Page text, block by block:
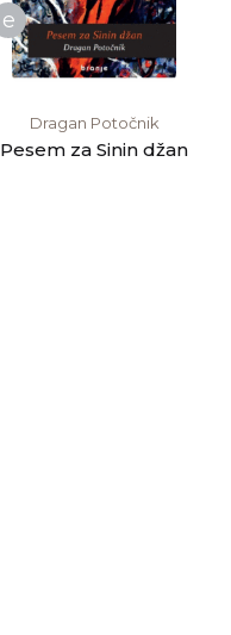
e
Dragan Potočnik
Pesem za Sinin džan